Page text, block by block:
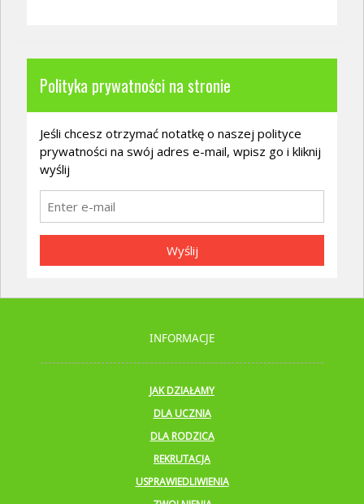
Polityka prywatności na stronie
Jeśli chcesz otrzymać notatkę o naszej polityce
prywatności na swój adres e-mail, wpisz go i kliknij
wyślij
Wyślij
INFORMACJE
JAK DZIAŁAMY
DLA UCZNIA
DLA RODZICA
REKRUTACJA
USPRAWIEDLIWIENIA